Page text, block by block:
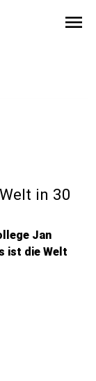
menu
in 30
Jan
ist die Welt